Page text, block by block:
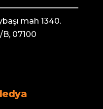
mah 1340.
07100